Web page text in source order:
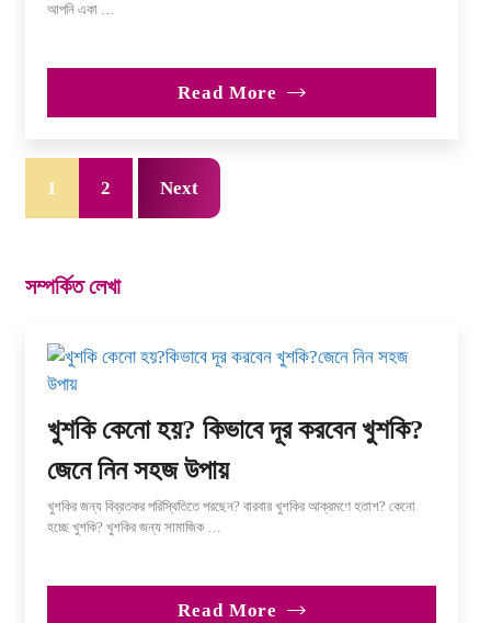
আপনি একা …
Read More
1 2 Next
সম্পর্কিত লেখা
খুশকি কেনো হয়? কিভাবে দূর করবেন খুশকি?
জেনে নিন সহজ উপায়
খুশকির জন্য বিব্রতকর পরিস্থিতিতে পরছেন? বারবার খুশকির আক্রমণে হতাশ? কেনো
হচ্ছে খুশকি? খুশকির জন্য সামাজিক …
Read More